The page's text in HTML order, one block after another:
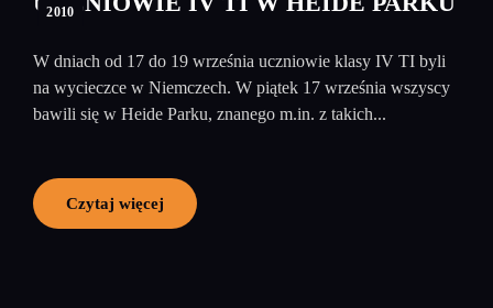
2010
W dniach od 17 do 19 września uczniowie klasy IV TI byli
na wycieczce w Niemczech. W piątek 17 września wszyscy
bawili się w Heide Parku, znanego m.in. z takich...
Czytaj więcej